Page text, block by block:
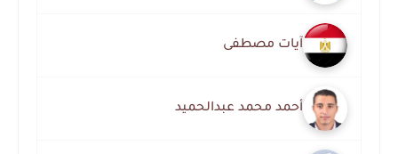
آيات مصطفى
أحمد محمد عبدالحميد